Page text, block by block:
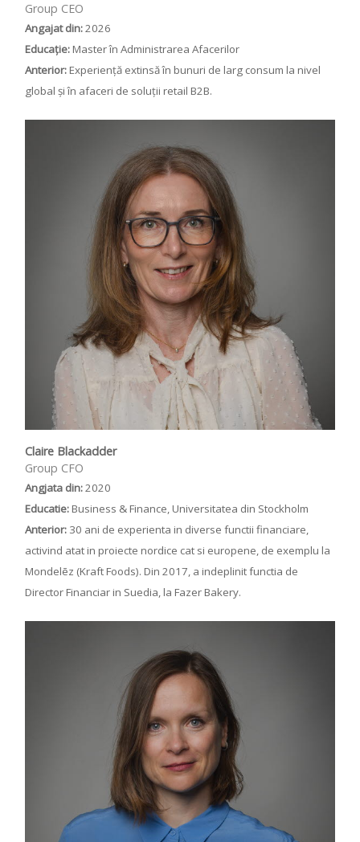
Group CEO
Angajat din:2026
Educație:Master în Administrarea Afacerilor
Anterior:Experiență extinsă în bunuri de larg consum la nivel
global și în afaceri de soluții retail B2B.
Claire Blackadder
Group CFO
Angjata din:2020
Educatie:Business & Finance, Universitatea din Stockholm
Anterior: 30 ani de experienta in diverse functii financiare,
activind atat in proiecte nordice cat si europene, de exemplu la
Mondelēz (Kraft Foods). Din 2017, a indeplinit functia de
Director Financiar in Suedia, la Fazer Bakery.